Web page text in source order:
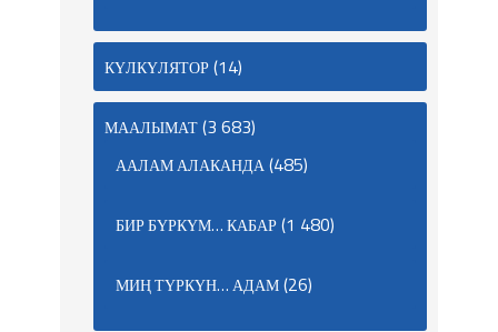
КҮЛКҮЛЯТОР(14)
МААЛЫМАТ(3 683)
ААЛАМ АЛАКАНДА(485)
БИР БҮРКҮМ… КАБАР(1 480)
МИҢ ТҮРКҮН… АДАМ(26)